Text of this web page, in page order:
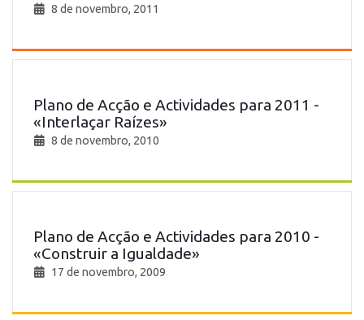
8 de novembro, 2011
Plano de Acção e Actividades para 2011 -
«Interlaçar Raízes»
8 de novembro, 2010
Plano de Acção e Actividades para 2010 -
«Construir a Igualdade»
17 de novembro, 2009